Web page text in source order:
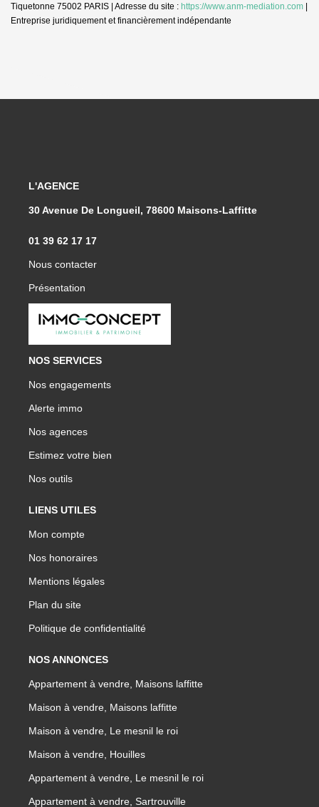
Tiquetonne 75002 PARIS | Adresse du site : https://www.anm-mediation.com |
Entreprise juridiquement et financièrement indépendante
L'AGENCE
30 Avenue De Longueil, 78600 Maisons-Laffitte
01 39 62 17 17
Nous contacter
Présentation
NOS SERVICES
Nos engagements
Alerte immo
Nos agences
Estimez votre bien
Nos outils
LIENS UTILES
Mon compte
Nos honoraires
Mentions légales
Plan du site
Politique de confidentialité
NOS ANNONCES
Appartement à vendre, Maisons laffitte
Maison à vendre, Maisons laffitte
Maison à vendre, Le mesnil le roi
Maison à vendre, Houilles
Appartement à vendre, Le mesnil le roi
Appartement à vendre, Sartrouville